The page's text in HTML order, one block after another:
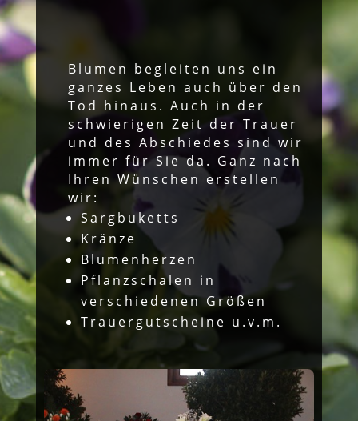
Blumen begleiten uns ein
ganzes Leben auch über den
Tod hinaus. Auch in der
schwierigen Zeit der Trauer
und des Abschiedes sind wir
immer für Sie da. Ganz nach
Ihren Wünschen erstellen
wir:
Sargbuketts
Kränze
Blumenherzen
Pflanzschalen in
verschiedenen Größen
Trauergutscheine u.v.m.